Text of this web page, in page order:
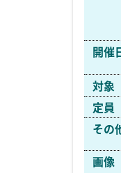
開催
対象
定員
その
画像